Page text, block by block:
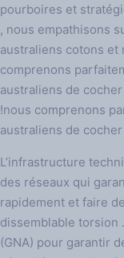
pourboires et
, nous empathisons
australiens cotons et
comprenons
australiens de
!nous comprenons
australiens de
L’infrastructure
des réseaux qui
rapidement et faire
dissemblable torsion
(GNA) pour garantir